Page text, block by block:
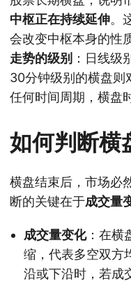
中枢正在持续延伸。
会改变中枢本身的性
走势的级别 ：日线级
30分钟级别的横盘则
任何时间周期，横盘
如何判断横
横盘结束后，市场必
断的关键在于成交量
成交量变化：在横
缩，代表多空双方
沿或下沿时，若成